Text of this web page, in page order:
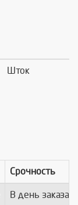
Шток
Срочность
В день заказа